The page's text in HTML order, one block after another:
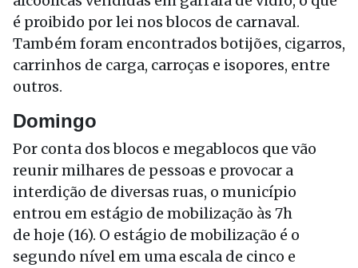
é proibido por lei nos blocos de carnaval.
Também foram encontrados botijões, cigarros,
carrinhos de carga, carroças e isopores, entre
outros.
Domingo
Por conta dos blocos e megablocos que vão
reunir milhares de pessoas e provocar a
interdição de diversas ruas, o município
entrou em estágio de mobilização às 7h
de hoje (16). O estágio de mobilização é o
segundo nível em uma escala de cinco e